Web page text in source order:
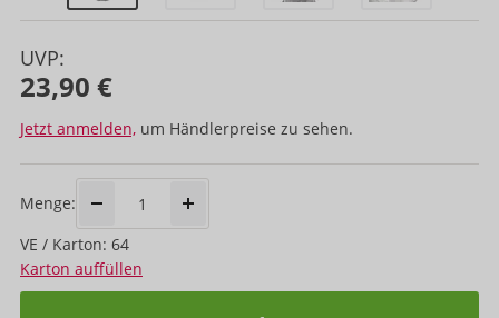
UVP:
23,90 €
Jetzt anmelden, um Händlerpreise zu sehen.
Menge:
VE / Karton: 64
Karton auffüllen